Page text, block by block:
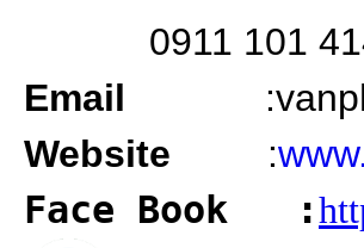
0911 101
Email
Website :
Face Book
: